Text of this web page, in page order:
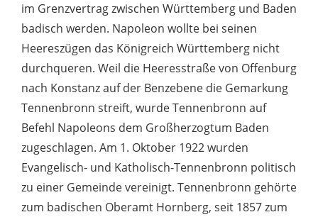
im Grenzvertrag zwischen Württemberg und Baden
badisch werden. Napoleon wollte bei seinen
Heereszügen das Königreich Württemberg nicht
durchqueren. Weil die Heeresstraße von Offenburg
nach Konstanz auf der Benzebene die Gemarkung
Tennenbronn streift, wurde Tennenbronn auf
Befehl Napoleons dem Großherzogtum Baden
zugeschlagen. Am 1. Oktober 1922 wurden
Evangelisch- und Katholisch-Tennenbronn politisch
zu einer Gemeinde vereinigt. Tennenbronn gehörte
zum badischen Oberamt Hornberg, seit 1857 zum